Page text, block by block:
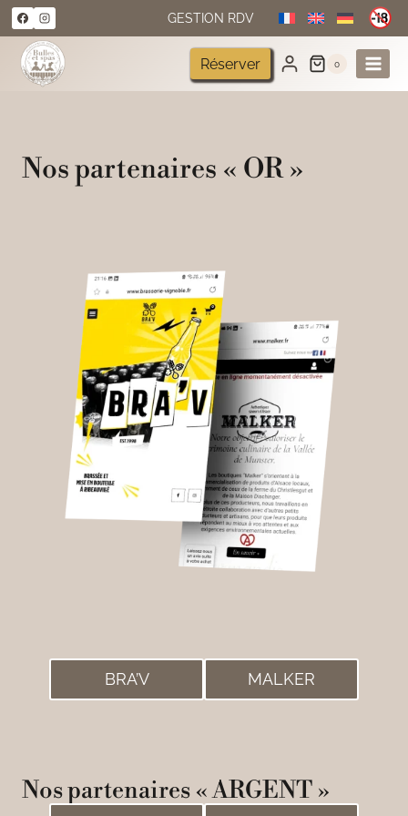
Aller
au
contenu
GESTION RDV
Réserver 0
Nos partenaires « OR »
BRA’V MALKER
Nos partenaires « ARGENT »